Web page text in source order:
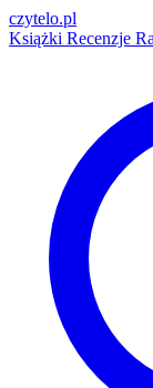
czytelo.pl
Książki Recenzje